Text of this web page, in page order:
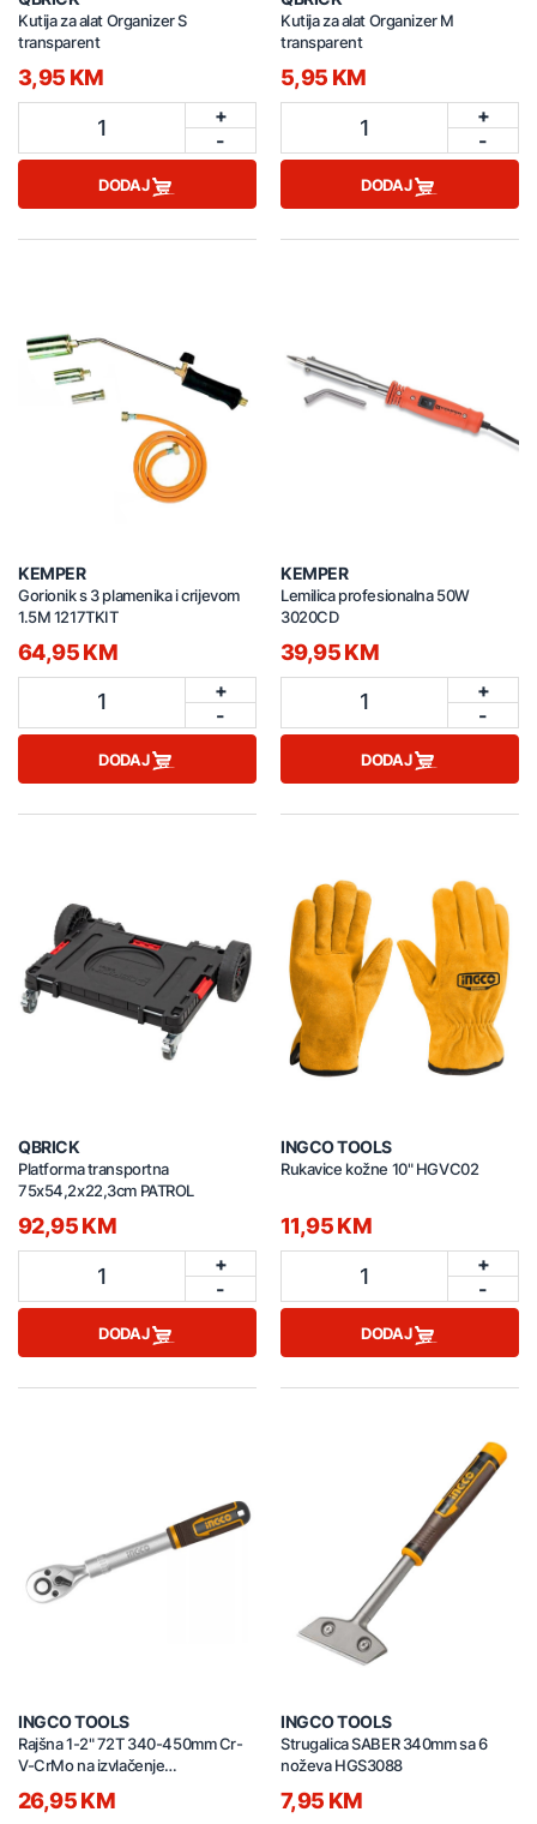
Kutija za alat Organizer S
transparent
3,95 KM
1
+
-
DODAJ
Kutija za alat Organizer M
transparent
5,95 KM
1
+
-
DODAJ
KEMPER
Gorionik s 3 plamenika i crijevom
1.5M 1217TKIT
64,95 KM
1
+
-
DODAJ
KEMPER
Lemilica profesionalna 50W
3020CD
39,95 KM
1
+
-
DODAJ
QBRICK
Platforma transportna
75x54,2x22,3cm PATROL
92,95 KM
1
+
-
DODAJ
INGCO TOOLS
Rukavice kožne 10" HGVC02
11,95 KM
1
+
-
DODAJ
INGCO TOOLS
Rajšna 1-2" 72T 340-450mm Cr-
V-CrMo na izvlačenje
26,95 KM
INGCO TOOLS
Strugalica SABER 340mm sa 6
noževa HGS3088
7,95 KM